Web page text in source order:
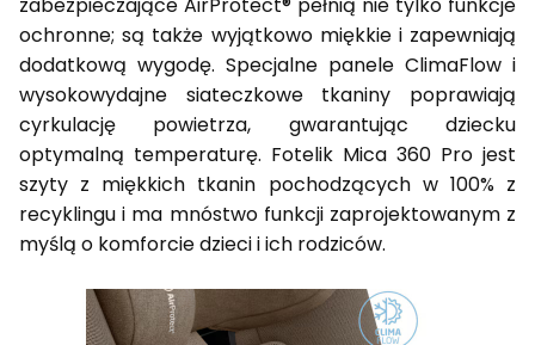
zabezpieczające AirProtect® pełnią nie tylko funkcje
ochronne; są także wyjątkowo miękkie i zapewniają
dodatkową wygodę. Specjalne panele ClimaFlow i
wysokowydajne siateczkowe tkaniny poprawiają
cyrkulację powietrza, gwarantując dziecku
optymalną temperaturę. Fotelik Mica 360 Pro jest
szyty z miękkich tkanin pochodzących w 100% z
recyklingu i ma mnóstwo funkcji zaprojektowanym z
myślą o komforcie dzieci i ich rodziców.